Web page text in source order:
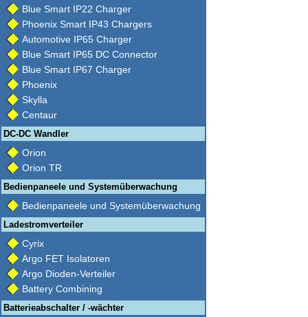
Blue Smart IP22 Charger
Phoenix Smart IP43 Chargers
Automotive IP65 Charger
Blue Smart IP65 DC Connector
Blue Smart IP67 Charger
Phoenix
Skylla
Centaur
DC-DC Wandler
Orion
Orion TR
Bedienpaneele und Systemüberwachung
Bedienpaneele und Systemüberwachung
Ladestromverteiler
Cyrix
Argo FET Isolatoren
Argo Dioden-Verteiler
Battery Combining
Batterieabschalter / -wächter